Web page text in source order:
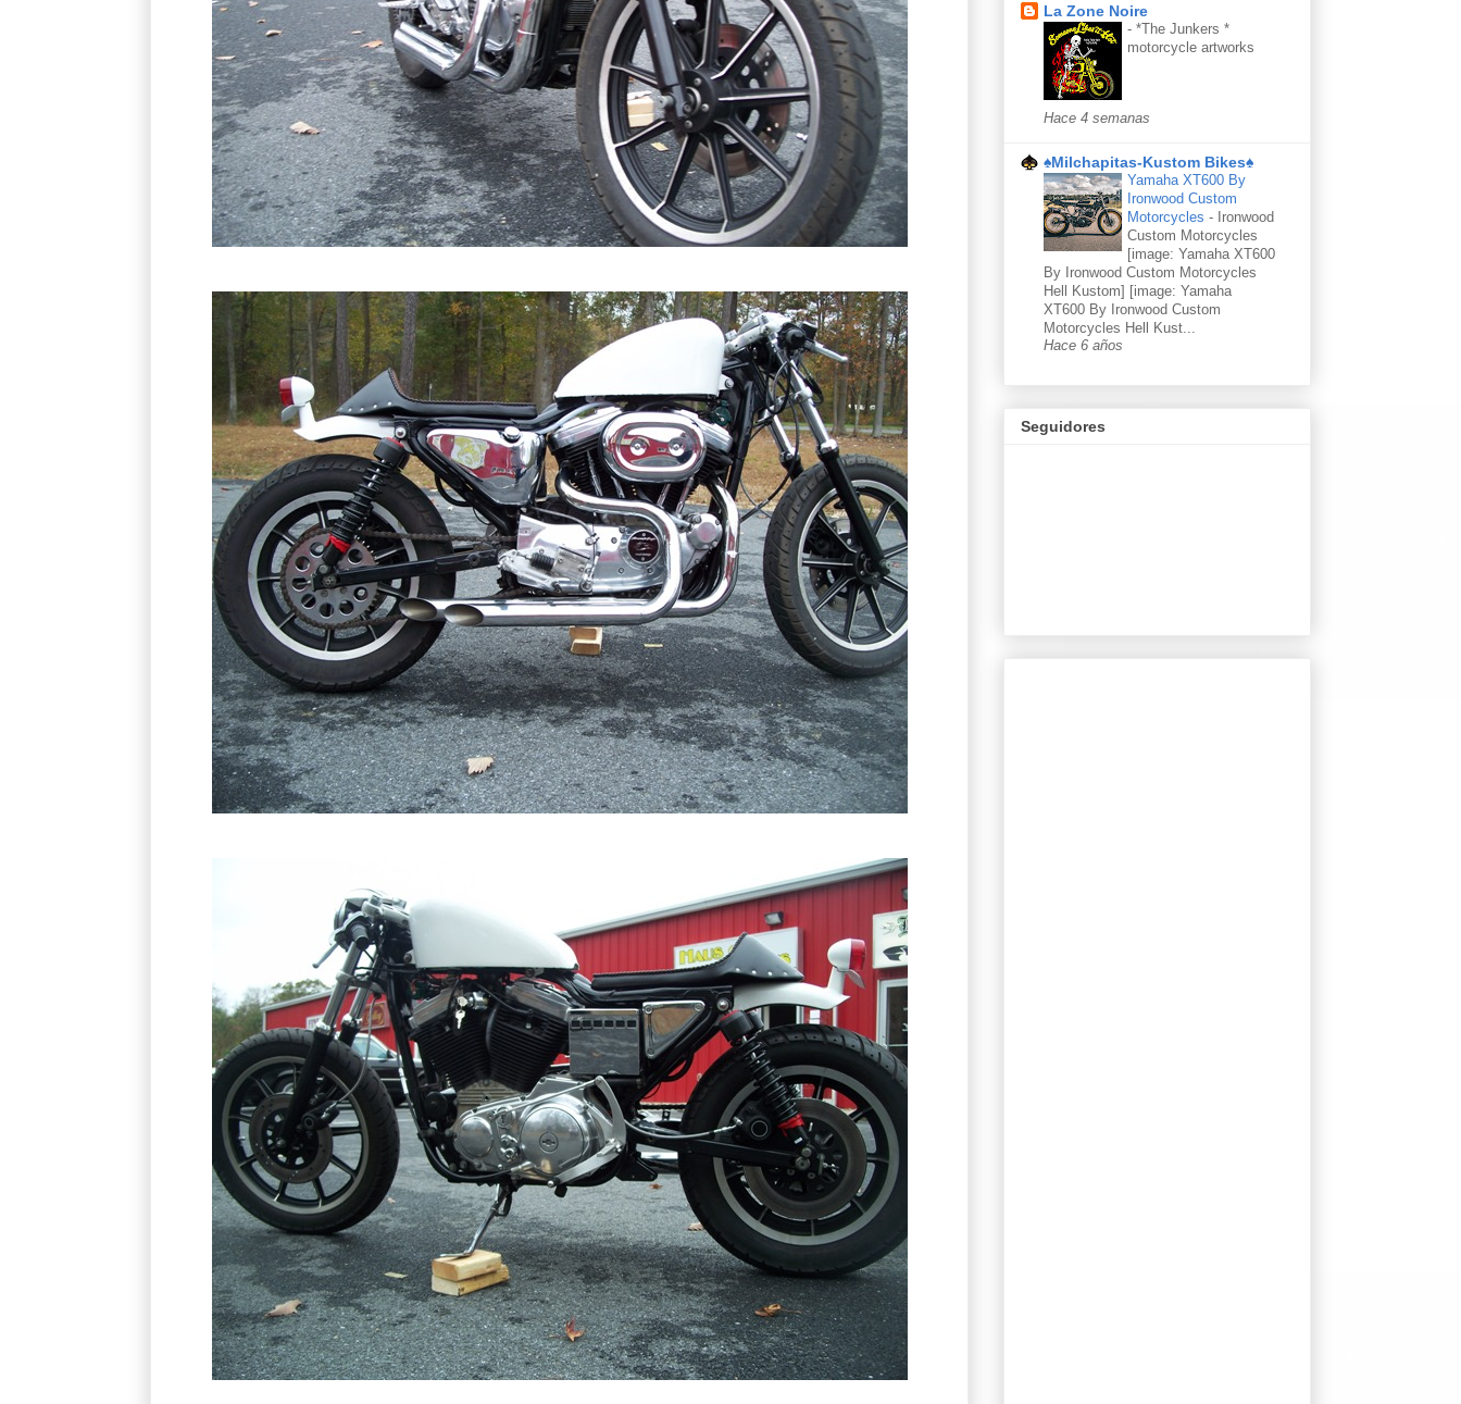
La Zone Noire
- *The Junkers *
motorcycle artworks
Hace 4 semanas
♠Milchapitas-Kustom Bikes♠
Yamaha XT600 By
Ironwood Custom
Motorcycles - Ironwood
Custom Motorcycles
[image: Yamaha XT600
By Ironwood Custom Motorcycles
Hell Kustom] [image: Yamaha
XT600 By Ironwood Custom
Motorcycles Hell Kust...
Hace 6 años
Seguidores